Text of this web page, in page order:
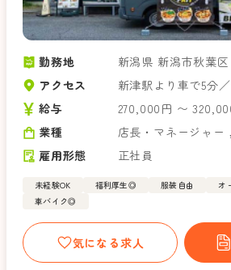
勤務地
新潟県 新潟市秋葉区
アクセス
新津駅より車で5分
給与
270,000円 〜
業種
店長・マネージャー
雇用形態
正社員
未経験OK 福利厚生◎ 服装自由
オ
車バイク◎
気になる求人